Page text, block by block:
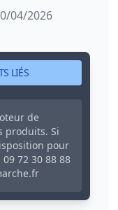
LIÉS
de
produits. Si
pour
09 72 30 88 88
04/2026